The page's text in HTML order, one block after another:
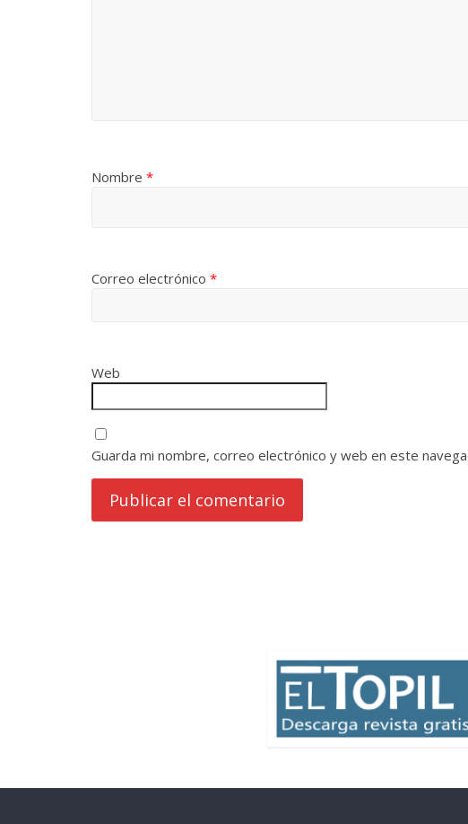
Nombre *
Correo electrónico *
Web
Guarda mi nombre, correo electrónico y web en este